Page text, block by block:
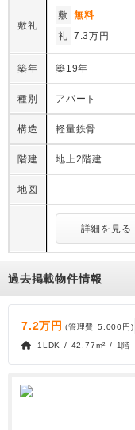
敷礼
敷 無料
礼 7.3万円
築年 築19年
種別 アパート
構造 軽量鉄骨
階建 地上2階建
地図
詳細を見る
過去掲載物件情報
7.2万円 (管理費 5,000円)
1LDK / 42.77m² / 1階